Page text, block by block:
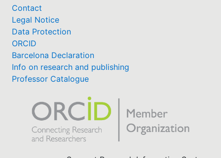
Contact
Legal Notice
Data Protection
ORCID
Barcelona Declaration
Info on research and publishing
Professor Catalogue